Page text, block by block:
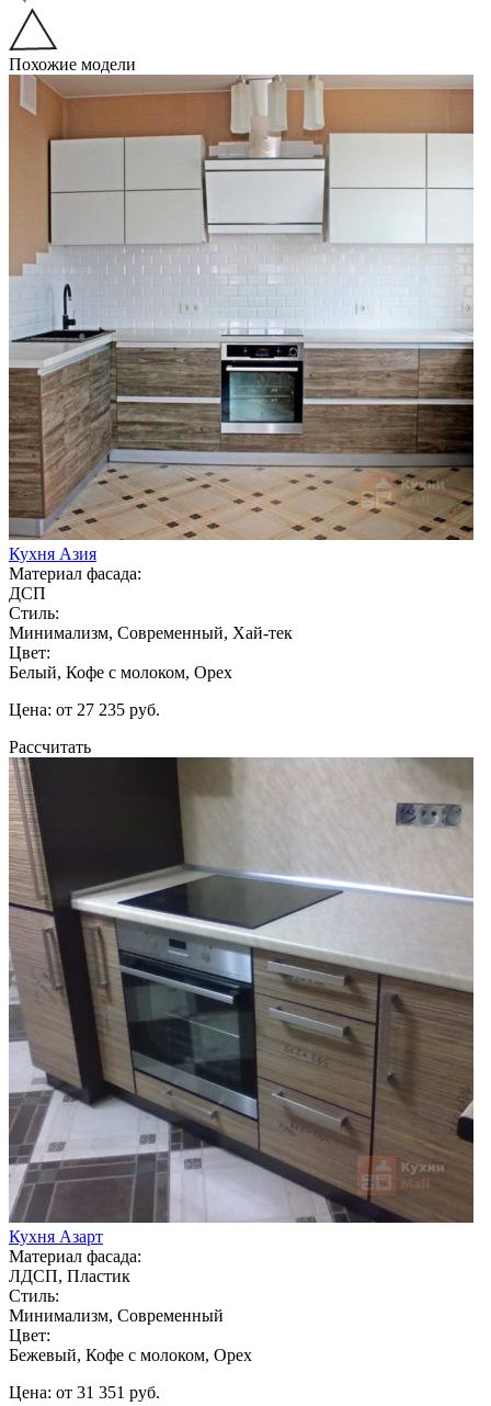
Похожие модели
Кухня Азия
Материал фасада:
ДСП
Стиль:
Минимализм, Современный, Хай-тек
Цвет:
Белый, Кофе с молоком, Орех
Цена: от 27 235 руб.
Рассчитать
Кухня Азарт
Материал фасада:
ЛДСП, Пластик
Стиль:
Минимализм, Современный
Цвет:
Бежевый, Кофе с молоком, Орех
Цена: от 31 351 руб.